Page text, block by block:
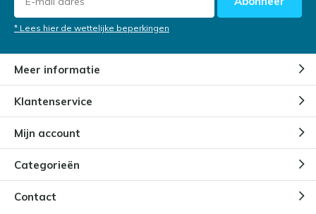
* Lees hier de wettelijke beperkingen
Meer informatie
Klantenservice
Mijn account
Categorieën
Contact